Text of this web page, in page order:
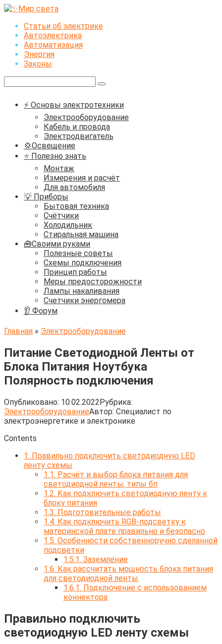
Перейти
контентуСтатьи об электрике
Автоэлектрика
Автоматизация
Энергия
Законы
⚡ Основы электротехники
Электрооборудование
Кабель и провода
Электродвигатель
💢Освещение
⭐ Полезно знать
Монтаж
Измерения и расчёт
Для автомобиля
💡 Приборы
Бытовая техника
Счётчики
Холодильник
Стиральная машина
🧰Своими руками
Полезные советы
Схемы подключения
Принцип работы
Меры предосторожности
Лампы накаливания
Счетчики энергомера
👂 Форум
Главная » Электрооборудование
Питание Светодиодной Ленты от
Блока Питания Ноутбука
Полярность подключения
Опубликовано: 10.02.2022Рубрика:
ЭлектрооборудованиеАвтор: Cпециалист по
электроэнергетике и электронике
Contents
1. Правильно подключить светодиодную LED
ленту схемы
1.1. Расчёт и выбор блока питания для
светодиодной ленты, типы бп
1.2. Как подключить светодиодную ленту к
блоку питания
1.3. Подготовительные работы
1.4. Как подключить RGB-подсветку к
материнской плате правильно и безопасно
1.5. Особенности собственноручно сделанной
подсветки
1.5.1. Заземление
1.6. Как рассчитать мощность блока питания
для светодиодной ленты
1.6.1. Подключение с использованием
коннектора
Правильно подключить
светодиодную LED ленту схемы